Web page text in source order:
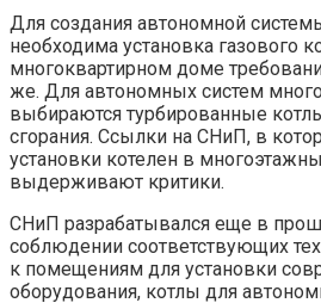
Для создания автономной
необходима установка газового
многоквартирном доме
же. Для автономных систем
выбираются турбированные
сгорания. Ссылки на СНиП, в
установки котелен в
выдерживают критики.
СНиП разрабатывался еще в
соблюдении соответствующих
к помещениям для установки
оборудования, котлы для